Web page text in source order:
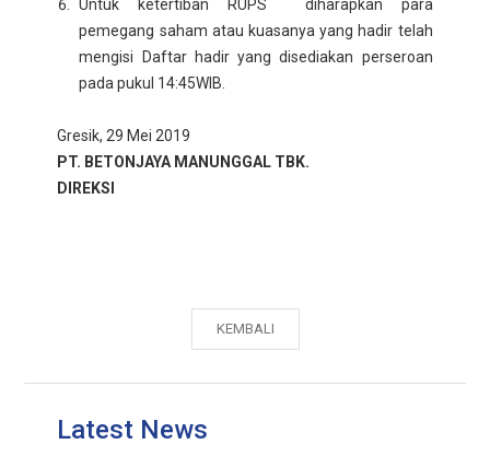
Untuk ketertiban RUPS diharapkan para
pemegang saham atau kuasanya yang hadir telah
mengisi Daftar hadir yang disediakan perseroan
pada pukul 14:45WIB.
Gresik, 29 Mei 2019
PT. BETONJAYA MANUNGGAL TBK.
DIREKSI
KEMBALI
Latest News